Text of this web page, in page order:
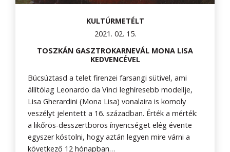
KULTÚRMETÉLT
2021. 02. 15.
TOSZKÁN GASZTROKARNEVÁL MONA LISA
KEDVENCÉVEL
Búcsúztasd a telet firenzei farsangi sütivel, ami
állítólag Leonardo da Vinci leghíresebb modellje,
Lisa Gherardini (Mona Lisa) vonalaira is komoly
veszélyt jelentett a 16. században. Érték a mérték:
a likőrös-desszertboros ínyencséget elég évente
egyszer kóstolni, hogy aztán legyen mire várni a
következő 12 hónapban…